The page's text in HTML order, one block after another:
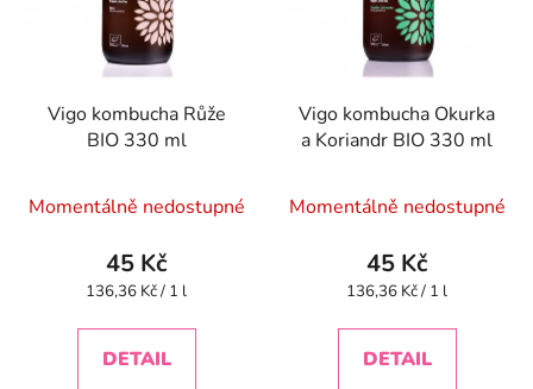
Vigo kombucha Růže
BIO 330 ml
Momentálně nedostupné
45 Kč
Měrná
136,36 Kč / 1 l
DETAIL
Vigo kombucha Okurka
a Koriandr BIO 330 ml
Momentálně nedostupné
45 Kč
Měrná
136,36 Kč / 1 l
DETAIL